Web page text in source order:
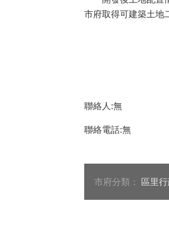
市府取得可建築土地
聯絡人:無
聯絡電話:無
市府分類： 區里